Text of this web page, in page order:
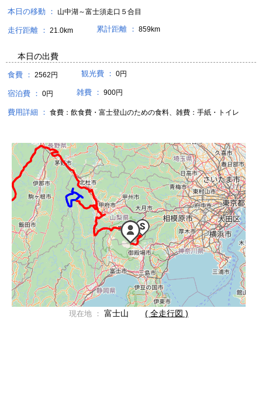
本日の移動 ： 山中湖～富士須走口５合目
走行距離 ： 21.0km 累計距離 ： 859km
本日の出費
食費 ： 2562円 観光費 ： 0円
宿泊費 ： 0円 雑費 ： 900円
費用詳細 ： 食費：飲食費・富士登山のための食料、雑費：手紙・トイレ
現在地 ： 富士山 ( 全走行図 )